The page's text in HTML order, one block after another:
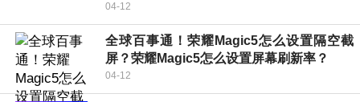
04-12
全球百事通！荣耀Magic5怎么设置隔空截
屏？荣耀Magic5怎么设置屏幕刷新率？
04-12